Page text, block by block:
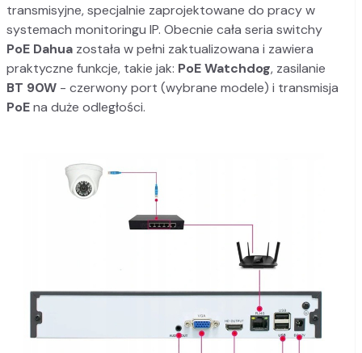
transmisyjne, specjalnie zaprojektowane do pracy w
systemach monitoringu IP. Obecnie cała seria switchy
PoE Dahua została w pełni zaktualizowana i zawiera
praktyczne funkcje, takie jak: PoE Watchdog, zasilanie
BT 90W - czerwony port (wybrane modele) i transmisja
PoEna duże odległości.